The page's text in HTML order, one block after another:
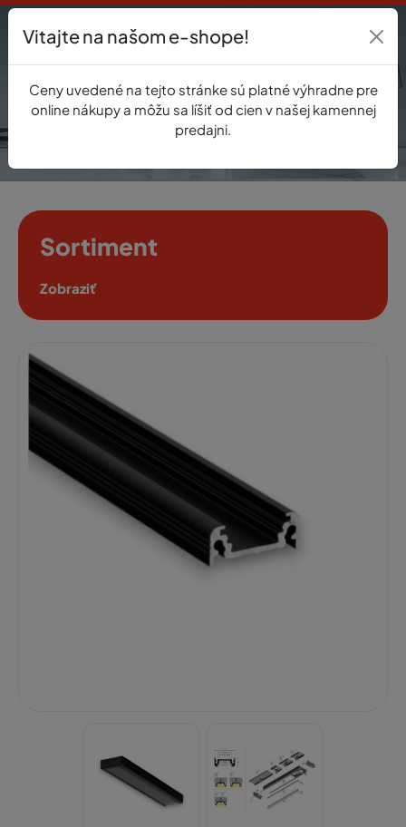
0
Sortiment
Zobraziť
Vitajte na našom e-shope!
Ceny uvedené na tejto stránke sú platné výhradne pre
online nákupy a môžu sa líšiť od cien v našej kamennej
predajni.